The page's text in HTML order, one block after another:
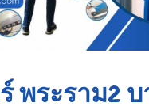
พระราม2